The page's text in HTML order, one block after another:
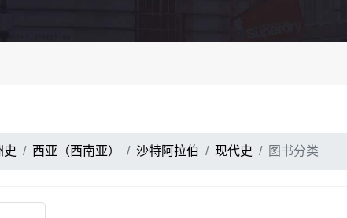
史 西亚（西南亚） 沙特阿拉伯 现代史 图书分类